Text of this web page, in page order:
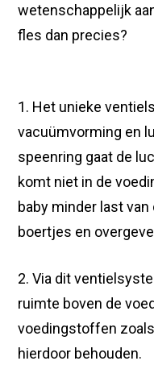
wetenschappelijk
fles dan precies?
1. Het unieke
vacuümvorming en
speenring gaat de
komt niet in de
baby minder last
boertjes en
2. Via dit
ruimte boven de
voedingstoffen
hierdoor behouden.